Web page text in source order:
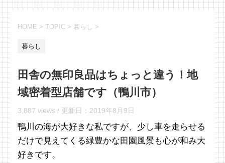
HOME > TOPIC > 暮らし >
暮らし
田舎の無印良品はちょっと違う！地
域密着型店舗です（鴨川市）
3,887 views / 更新日： 2019年8月9日
鴨川の海が大好きな私ですが、少し車を走らせる
だけで見えてくる緑豊かな田園風景も心が和み大
好きです。